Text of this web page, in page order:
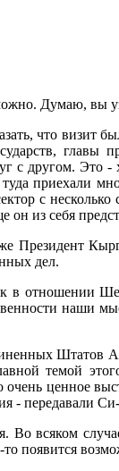
Думаю, вы
что
главы
с другом. Это
приехали
с
из себя
Президент
дел.
в отношении
наши
Штатов
темой
ценное
- передавали
всяком
появит­ся